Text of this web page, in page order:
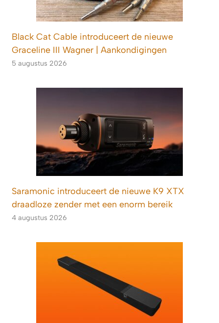
Black Cat Cable introduceert de nieuwe
Graceline III Wagner | Aankondigingen
5 augustus 2026
Saramonic introduceert de nieuwe K9 XTX
draadloze zender met een enorm bereik
4 augustus 2026